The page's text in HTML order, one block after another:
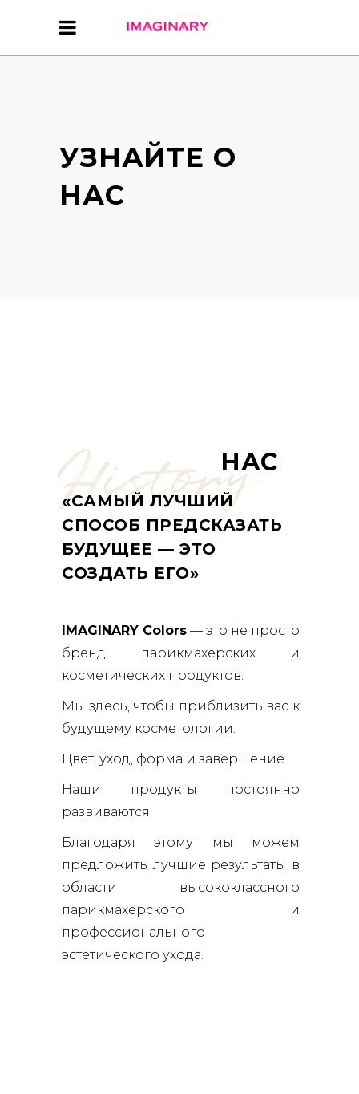
УЗНАЙТЕ О
НАС
History
НАС
«САМЫЙ ЛУЧШИЙ
СПОСОБ ПРЕДСКАЗАТЬ
БУДУЩЕЕ — ЭТО
СОЗДАТЬ ЕГО»
IMAGINARY Colors — это не просто
бренд парикмахерских и
косметических продуктов.
Мы здесь, чтобы приблизить вас к
будущему косметологии.
Цвет, уход, форма и завершение.
Наши продукты постоянно
развиваются.
Благодаря этому мы можем
предложить лучшие результаты в
области высококлассного
парикмахерского и
профессионального
эстетического ухода.